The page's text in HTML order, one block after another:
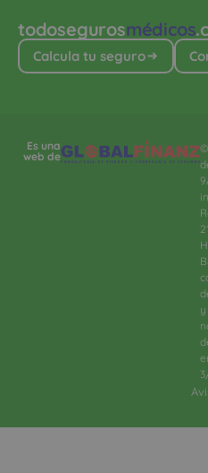
todosegurosmédicos
Calcula tu seguro
Es una
web de